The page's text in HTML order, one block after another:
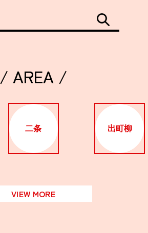
/ AREA /
二条 出町柳
VIEW MORE